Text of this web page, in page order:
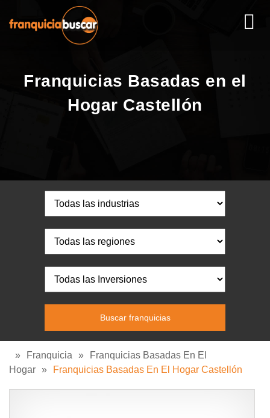
Franquicias Basadas en el
Hogar Castellón
» Franquicia »
Franquicias Basadas En El
Hogar » Franquicias Basadas En El Hogar Castellón